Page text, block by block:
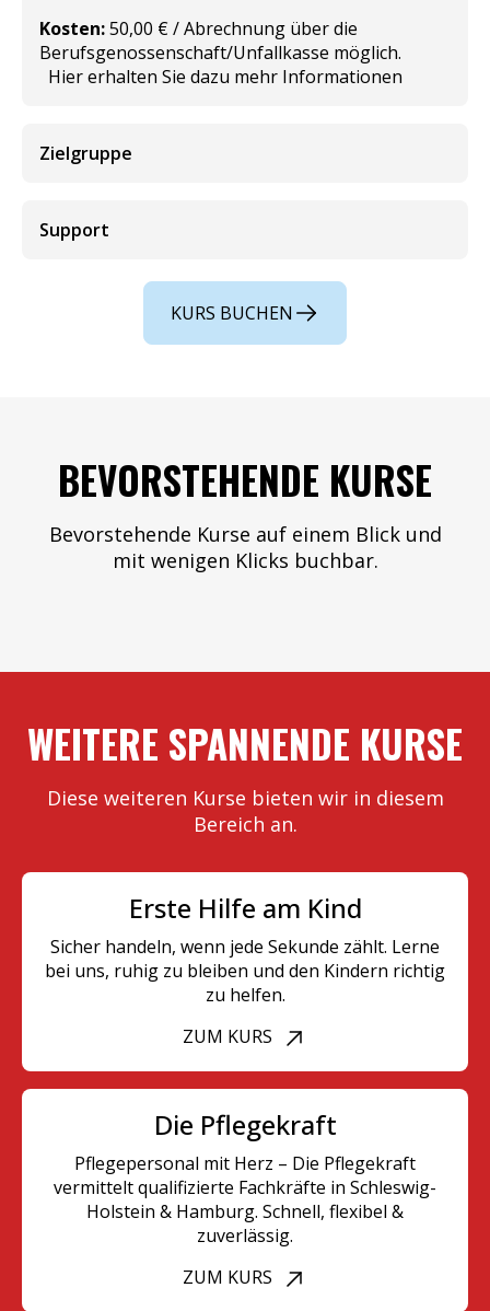
Kosten:50,00 € / Abrechnung über die
Berufsgenossenschaft/Unfallkasse möglich.
Hier erhalten Sie dazu mehr Informationen
Zielgruppe
Support
KURS BUCHEN
BEVORSTEHENDE KURSE
Bevorstehende Kurse auf einem Blick und
mit wenigen Klicks buchbar.
WEITERE SPANNENDE KURSE​
Diese weiteren Kurse bieten wir in diesem
Bereich an.
Erste Hilfe am Kind
Sicher handeln, wenn jede Sekunde zählt. Lerne
bei uns, ruhig zu bleiben und den Kindern richtig
zu helfen.
ZUM KURS
Die Pflegekraft
Pflegepersonal mit Herz – Die Pflegekraft
vermittelt qualifizierte Fachkräfte in Schleswig-
Holstein & Hamburg. Schnell, flexibel &
zuverlässig.
ZUM KURS